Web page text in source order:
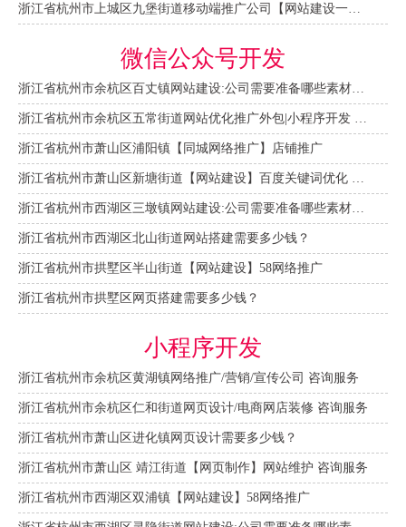
微信公众号开发
浙江省杭州市萧山区浦阳镇【同城网络推广】店铺推广
浙江省杭州市西湖区北山街道网站搭建需要多少钱？
浙江省杭州市拱墅区半山街道【网站建设】58网络推广
浙江省杭州市拱墅区网页搭建需要多少钱？
小程序开发
浙江省杭州市余杭区黄湖镇网络推广/营销/宣传公司 咨询服务
浙江省杭州市余杭区仁和街道网页设计/电商网店装修 咨询服务
浙江省杭州市萧山区进化镇网页设计需要多少钱？
浙江省杭州市萧山区 靖江街道【网页制作】网站维护 咨询服务
浙江省杭州市西湖区双浦镇【网站建设】58网络推广